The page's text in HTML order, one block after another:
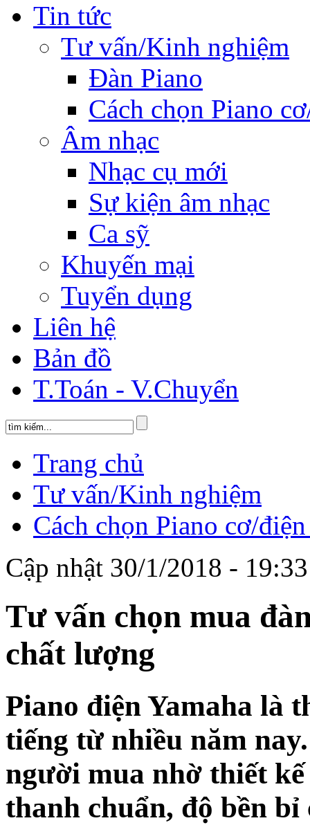
Tin tức
Tư vấn/Kinh nghiệm
Đàn Piano
Cách chọn Piano
Âm nhạc
Nhạc cụ mới
Sự kiện âm nhạc
Ca sỹ
Khuyến mại
Tuyển dụng
Liên hệ
Bản đồ
T.Toán - V.Chuyển
Trang chủ
Tư vấn/Kinh nghiệm
Cách chọn Piano cơ/
Cập nhật 30/1/2018 -
Tư vấn chọn mua
chất lượng
Piano điện Yamaha là
tiếng từ nhiều năm
người mua nhờ thiết
thanh chuẩn, độ bền